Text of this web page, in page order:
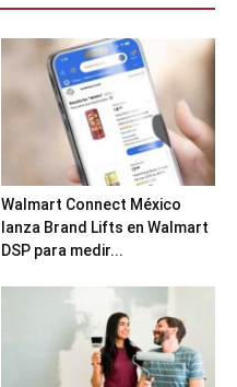
Walmart Connect México
lanza Brand Lifts en Walmart
DSP para medir...